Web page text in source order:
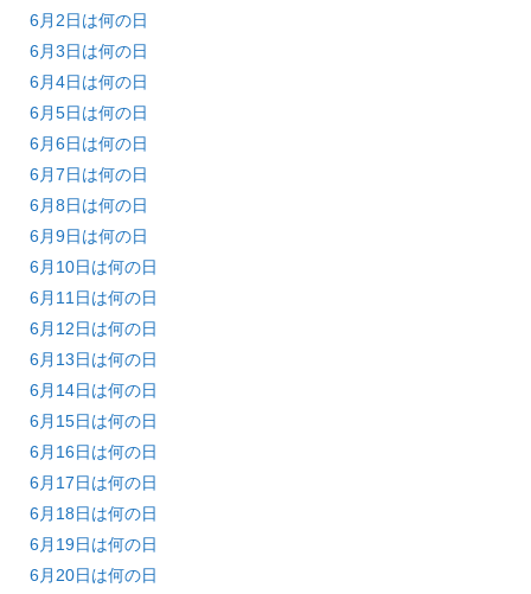
6月2日は何の日
6月3日は何の日
6月4日は何の日
6月5日は何の日
6月6日は何の日
6月7日は何の日
6月8日は何の日
6月9日は何の日
6月10日は何の日
6月11日は何の日
6月12日は何の日
6月13日は何の日
6月14日は何の日
6月15日は何の日
6月16日は何の日
6月17日は何の日
6月18日は何の日
6月19日は何の日
6月20日は何の日